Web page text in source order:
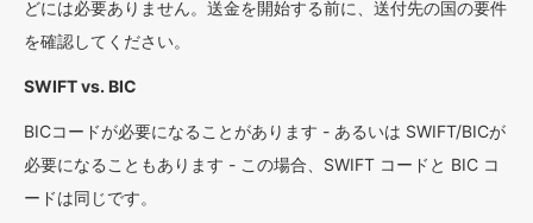
どには必要ありません。送金を開始する前に、送付先の国の要件
を確認してください。
SWIFT vs. BIC
BICコードが必要になることがあります - あるいは SWIFT/BICが
必要になることもあります - この場合、SWIFT コードと BIC コ
ードは同じです。